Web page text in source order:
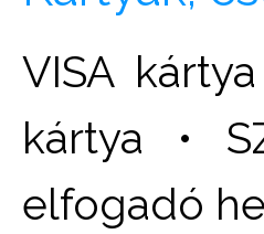
VISA
kártya •
elfogadó